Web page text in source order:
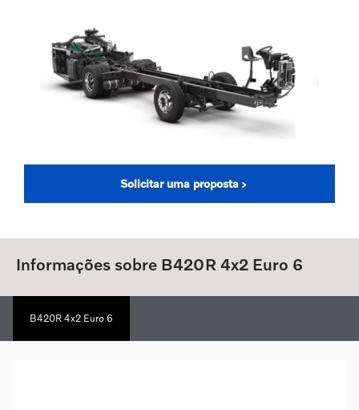
Solicitar uma proposta
Informações sobre B420R 4x2 Euro 6
B420R 4x2 Euro 6